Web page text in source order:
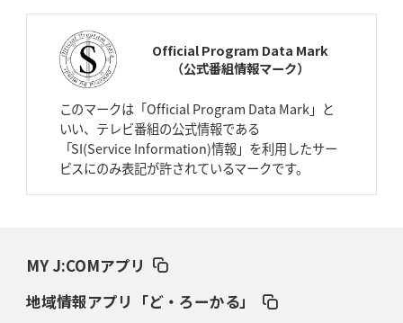
2026年4月9日(木)更新
スティーラーズ、名門復活の足音
2026年4月2日(木)更新
2026年3月26日(木)更新
AZ-COM丸和、リーグワンへ参入決定 「フィールド丸ごと計測機器」の
ダイナボアーズ、“逆輸入SO”三宅駿
「ニュージーランドのフレア（閃
Official Program Data Mark
（公式番組情報マーク）
このマークは「Official Program Data Mark」と
いい、テレビ番組の公式情報である
「SI(Service Information)情報」を利用したサー
ビスにのみ表記が許されているマークです。
MY J:COMアプリ
地域情報アプリ「ど・ろーかる」